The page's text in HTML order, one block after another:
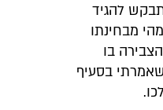
להגיד
מבחינתו
בו
בסעיף